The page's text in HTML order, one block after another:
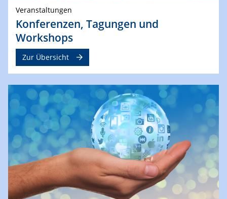
Veranstaltungen
Konferenzen, Tagungen und
Workshops
Zur Übersicht